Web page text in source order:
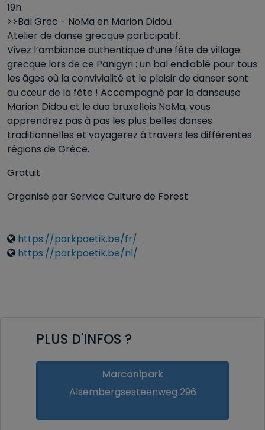
19h
>>Bal Grec - NoMa en Marion Didou
Atelier de danse grecque participatif.
Vivez l’ambiance authentique d’une fête de village
grecque lors de ce Panigyri : un bal endiablé pour tous
les âges où la convivialité et le plaisir de danser sont
au cœur de la fête ! Accompagné par la danseuse
Marion Didou et le duo bruxellois NoMa, vous
apprendrez pas à pas les plus belles danses
traditionnelles et voyagerez à travers les différentes
régions de Grèce.
Gratuit
Organisé par Service Culture de Forest
Lienshttps://parkpoetik.be/fr/
https://parkpoetik.be/nl/
PLUS D'INFOS ?
Marconipark
Alsembergsesteenweg 296